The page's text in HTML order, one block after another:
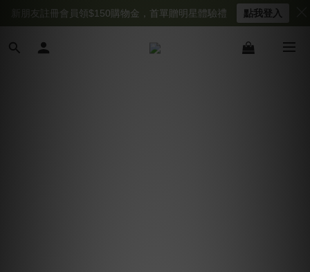
新朋友註冊會員領$150購物金，首單贈明星體驗禮 點我登入